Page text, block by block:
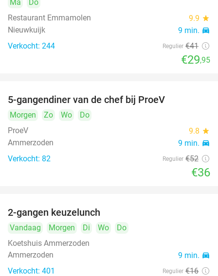
Ma
Do
Restaurant Emmamolen
9.9 star
Nieuwkuijk 9 min. directions_car
Verkocht: 244 Regulier €41
€29,95
5-gangendiner van de chef bij ProeV
Morgen Zo Wo
Do
ProeV
9.8 star
Ammerzoden 9 min. directions_car
Verkocht: 82 Regulier €52
€36
2-gangen keuzelunch
Vandaag Morgen Di Wo
Do
Koetshuis Ammerzoden
Ammerzoden
9 min. directions_car
Verkocht: 401 Regulier €16